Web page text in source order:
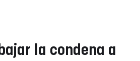
la condena a